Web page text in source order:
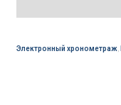
Электронный хронометраж,